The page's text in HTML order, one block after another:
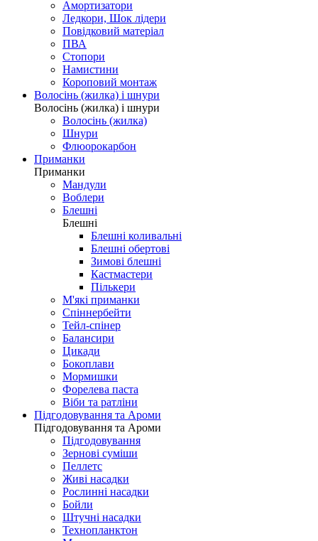
Амортизатори
Ледкори, Шок лідери
Повідковий матеріал
ПВА
Стопори
Намистини
Короповий монтаж
Волосінь (жилка) і шнури
Волосінь (жилка) і шнури
Волосінь (жилка)
Шнури
Флюорокарбон
Приманки
Приманки
Мандули
Воблери
Блешні
Блешні
Блешні коливальні
Блешні обертові
Зимові блешні
Кастмастери
Пількери
М'які приманки
Спіннербейти
Тейл-спінер
Балансири
Цикади
Бокоплави
Мормишки
Форелева паста
Віби та ратліни
Підгодовування та Ароми
Підгодовування та Ароми
Підгодовування
Зернові суміши
Пеллетс
Живі насадки
Рослинні насадки
Бойли
Штучні насадки
Технопланктон